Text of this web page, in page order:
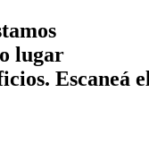
lugar
Escaneá